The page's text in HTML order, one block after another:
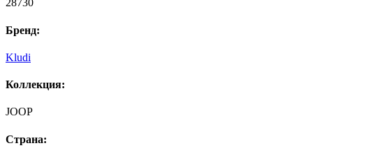
28730
Бренд:
Kludi
Коллекция:
JOOP
Страна: